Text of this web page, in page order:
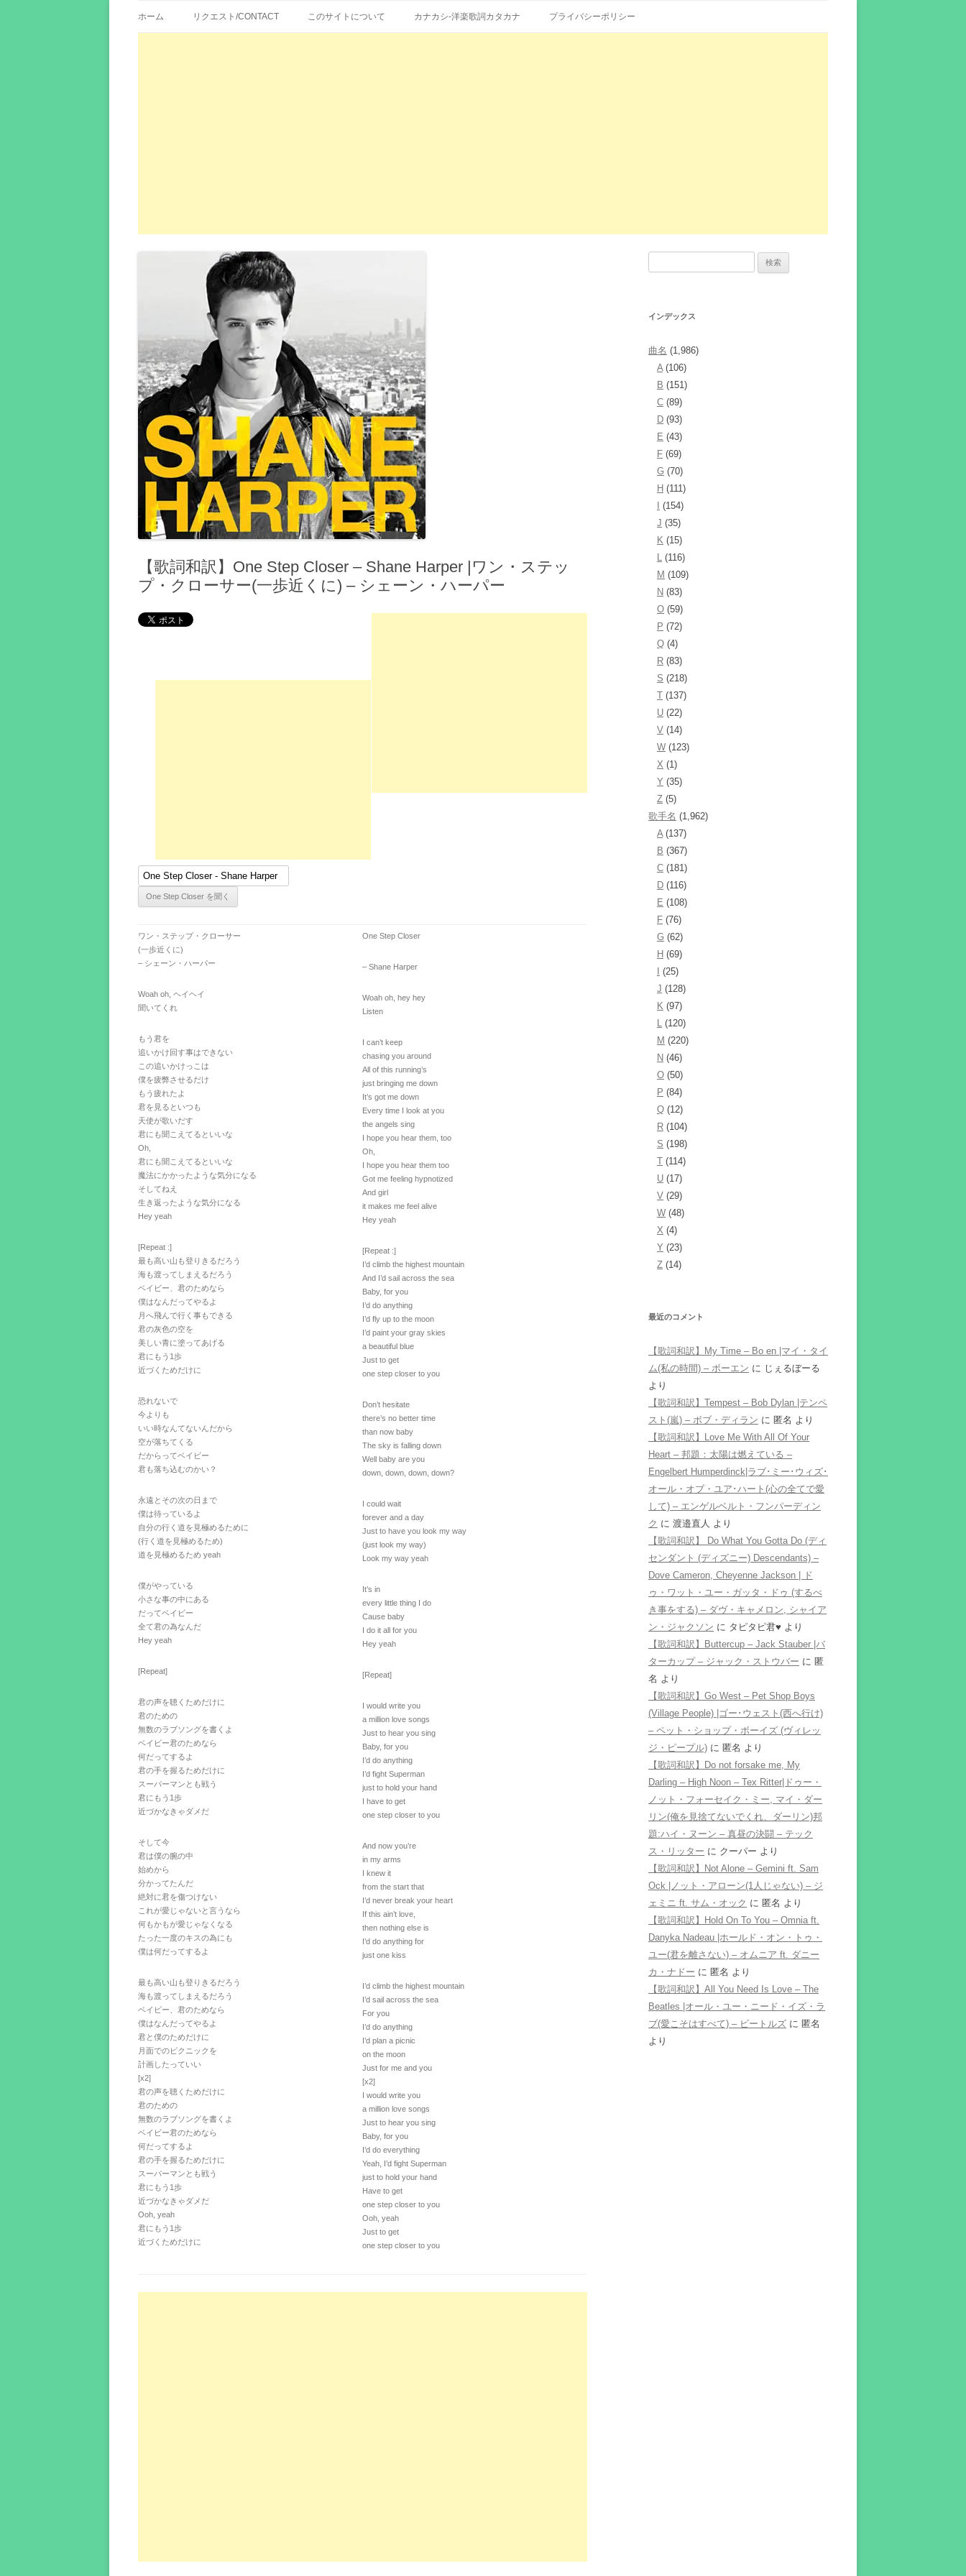
エイカシ | 洋楽歌詞の和訳、英語の意味、読み方
ン
ン
ホーム リクエスト/CONTACT このサイトについて カナカシ-洋楽歌詞カタカナ プライバシーポリシー
【歌詞和訳】One Step Closer – Shane Harper |ワン・ステッ
プ・クローサー(一歩近くに) – シェーン・ハーパー
ワン・ステップ・クローサー
(一歩近くに)
– シェーン・ハーパー
Woah oh, ヘイヘイ
聞いてくれ
もう君を
追いかけ回す事はできない
この追いかけっこは
僕を疲弊させるだけ
もう疲れたよ
君を見るといつも
天使が歌いだす
君にも聞こえてるといいな
Oh,
君にも聞こえてるといいな
魔法にかかったような気分になる
そしてねえ
生き返ったような気分になる
Hey yeah
[Repeat :]
最も高い山も登りきるだろう
海も渡ってしまえるだろう
ベイビー、君のためなら
僕はなんだってやるよ
月へ飛んで行く事もできる
君の灰色の空を
美しい青に塗ってあげる
君にもう1歩
近づくためだけに
恐れないで
今よりも
いい時なんてないんだから
空が落ちてくる
だからってベイビー
君も落ち込むのかい？
永遠とその次の日まで
僕は待っているよ
自分の行く道を見極めるために
(行く道を見極めるため)
道を見極めるため yeah
僕がやっている
小さな事の中にある
だってベイビー
全て君の為なんだ
Hey yeah
[Repeat]
君の声を聴くためだけに
君のための
無数のラブソングを書くよ
ベイビー君のためなら
何だってするよ
君の手を握るためだけに
スーパーマンとも戦う
君にもう1歩
近づかなきゃダメだ
そして今
君は僕の腕の中
始めから
分かってたんだ
絶対に君を傷つけない
これが愛じゃないと言うなら
何もかもが愛じゃなくなる
たった一度のキスの為にも
僕は何だってするよ
最も高い山も登りきるだろう
海も渡ってしまえるだろう
ベイビー、君のためなら
僕はなんだってやるよ
君と僕のためだけに
月面でのピクニックを
計画したっていい
[x2]
君の声を聴くためだけに
君のための
無数のラブソングを書くよ
ベイビー君のためなら
何だってするよ
君の手を握るためだけに
スーパーマンとも戦う
君にもう1歩
近づかなきゃダメだ
Ooh, yeah
君にもう1歩
近づくためだけに
One Step Closer
– Shane Harper
Woah oh, hey hey
Listen
I can’t keep
chasing you around
All of this running’s
just bringing me down
It’s got me down
Every time I look at you
the angels sing
I hope you hear them, too
Oh,
I hope you hear them too
Got me feeling hypnotized
And girl
it makes me feel alive
Hey yeah
[Repeat :]
I’d climb the highest mountain
And I’d sail across the sea
Baby, for you
I’d do anything
I’d fly up to the moon
I’d paint your gray skies
a beautiful blue
Just to get
one step closer to you
Don’t hesitate
there’s no better time
than now baby
The sky is falling down
Well baby are you
down, down, down, down?
I could wait
forever and a day
Just to have you look my way
(just look my way)
Look my way yeah
It’s in
every little thing I do
Cause baby
I do it all for you
Hey yeah
[Repeat]
I would write you
a million love songs
Just to hear you sing
Baby, for you
I’d do anything
I’d fight Superman
just to hold your hand
I have to get
one step closer to you
And now you’re
in my arms
I knew it
from the start that
I’d never break your heart
If this ain’t love,
then nothing else is
I’d do anything for
just one kiss
I’d climb the highest mountain
I’d sail across the sea
For you
I’d do anything
I’d plan a picnic
on the moon
Just for me and you
[x2]
I would write you
a million love songs
Just to hear you sing
Baby, for you
I’d do everything
Yeah, I’d fight Superman
just to hold your hand
Have to get
one step closer to you
Ooh, yeah
Just to get
one step closer to you
インデックス
曲名 (1,986)
A(106)
B (151)
C (89)
D (93)
E (43)
F (69)
G (70)
H (111)
(154)
J (35)
K (15)
L (116)
M (109)
N (83)
O (59)
P (72)
Q (4)
R (83)
S (218)
T (137)
U (22)
V (14)
W (123)
X (1)
Y (35)
Z (5)
歌手名 (1,962)
A(137)
B (367)
C (181)
D (116)
E (108)
F (76)
G (62)
H (69)
(25)
J (128)
K (97)
L (120)
M (220)
N (46)
O (50)
P (84)
Q (12)
R (104)
S (198)
T (114)
U (17)
V (29)
W (48)
X (4)
Y (23)
Z (14)
最近のコメント
【歌詞和訳】My Time – Bo en |マイ・タイ
ム(私の時間) – ボーエン に じぇるぼーる
より
【歌詞和訳】Tempest – Bob Dylan |テンペ
スト(嵐) – ボブ・ディラン に 匿名 より
【歌詞和訳】Love Me With All Of Your
Heart – 邦題：太陽は燃えている –
Engelbert Humperdinck|ラブ･ミー･ウィズ･
オール・オブ・ユア･ハート(心の全てで愛
して) – エンゲルベルト・フンパーディン
ク に 渡邉直人 より
【歌詞和訳】 Do What You Gotta Do (ディ
センダント (ディズニー) Descendants) –
Dove Cameron, Cheyenne Jackson | ド
ゥ・ワット・ユー・ガッタ・ドゥ (するべ
き事をする) – ダヴ・キャメロン, シャイア
ン・ジャクソン に タピタピ君♥️ より
【歌詞和訳】Buttercup – Jack Stauber |バ
ターカップ – ジャック・ストウバー に 匿
名 より
【歌詞和訳】Go West – Pet Shop Boys
(Village People) |ゴー･ウェスト(西へ行け)
– ペット・ショップ・ボーイズ (ヴィレッ
ジ・ピープル) に 匿名 より
【歌詞和訳】Do not forsake me, My
Darling – High Noon – Tex Ritter|ドゥー・
ノット・フォーセイク・ミー, マイ・ダー
リン(俺を見捨てないでくれ、ダーリン)邦
題:ハイ・ヌーン – 真昼の決闘 – テック
ス・リッター に クーパー より
【歌詞和訳】Not Alone – Gemini ft. Sam
Ock |ノット・アローン(1人じゃない) – ジ
ェミニ ft. サム・オック に 匿名 より
【歌詞和訳】Hold On To You – Omnia ft.
Danyka Nadeau |ホールド・オン・トゥ・
ユー(君を離さない) – オムニア ft. ダニー
カ・ナドー に 匿名 より
【歌詞和訳】All You Need Is Love – The
Beatles |オール・ユー・ニード・イズ・ラ
ブ(愛こそはすべて) – ビートルズ に 匿名
より